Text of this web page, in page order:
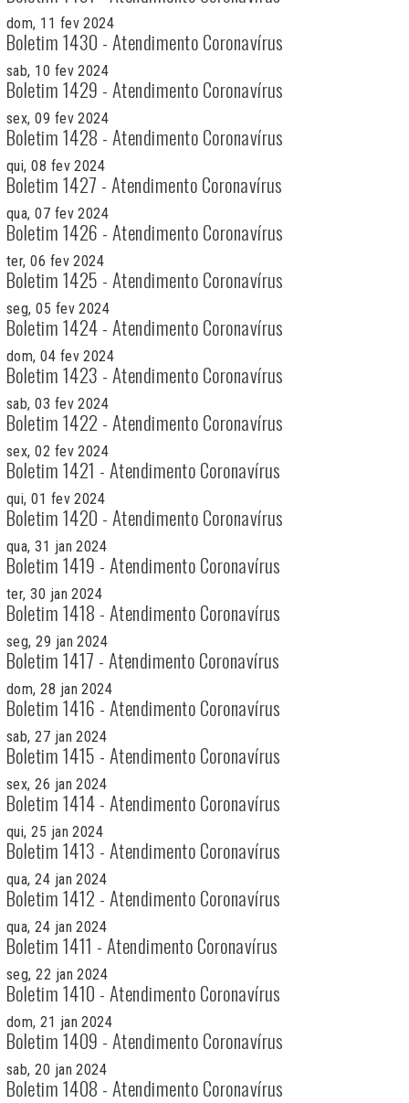
dom, 11 fev 2024
Boletim 1430 - Atendimento Coronavírus
sab, 10 fev 2024
Boletim 1429 - Atendimento Coronavírus
sex, 09 fev 2024
Boletim 1428 - Atendimento Coronavírus
qui, 08 fev 2024
Boletim 1427 - Atendimento Coronavírus
qua, 07 fev 2024
Boletim 1426 - Atendimento Coronavírus
ter, 06 fev 2024
Boletim 1425 - Atendimento Coronavírus
seg, 05 fev 2024
Boletim 1424 - Atendimento Coronavírus
dom, 04 fev 2024
Boletim 1423 - Atendimento Coronavírus
sab, 03 fev 2024
Boletim 1422 - Atendimento Coronavírus
sex, 02 fev 2024
Boletim 1421 - Atendimento Coronavírus
qui, 01 fev 2024
Boletim 1420 - Atendimento Coronavírus
qua, 31 jan 2024
Boletim 1419 - Atendimento Coronavírus
ter, 30 jan 2024
Boletim 1418 - Atendimento Coronavírus
seg, 29 jan 2024
Boletim 1417 - Atendimento Coronavírus
dom, 28 jan 2024
Boletim 1416 - Atendimento Coronavírus
sab, 27 jan 2024
Boletim 1415 - Atendimento Coronavírus
sex, 26 jan 2024
Boletim 1414 - Atendimento Coronavírus
qui, 25 jan 2024
Boletim 1413 - Atendimento Coronavírus
qua, 24 jan 2024
Boletim 1412 - Atendimento Coronavírus
qua, 24 jan 2024
Boletim 1411 - Atendimento Coronavírus
seg, 22 jan 2024
Boletim 1410 - Atendimento Coronavírus
dom, 21 jan 2024
Boletim 1409 - Atendimento Coronavírus
sab, 20 jan 2024
Boletim 1408 - Atendimento Coronavírus